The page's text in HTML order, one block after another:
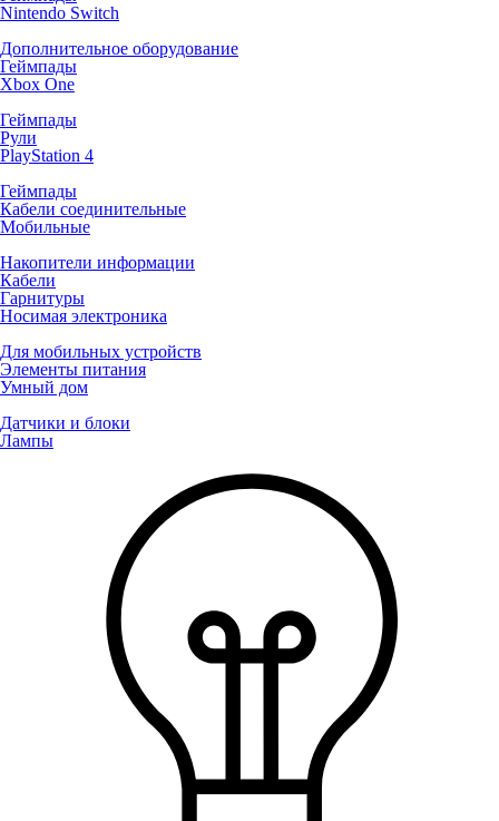
Nintendo Switch
Дополнительное оборудование
Геймпады
Xbox One
Геймпады
Рули
PlayStation 4
Геймпады
Кабели соединительные
Мобильные
Накопители информации
Кабели
Гарнитуры
Носимая электроника
Для мобильных устройств
Элементы питания
Умный дом
Датчики и блоки
Лампы